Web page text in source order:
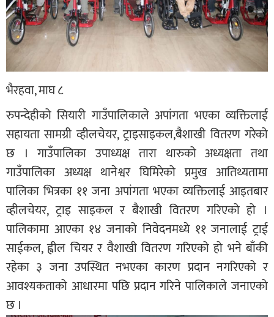
भैरहवा, माघ ८
रुपन्देहीको सियारी गाउँपालिकाले अपांगता भएका व्यक्तिलाई
सहायता सामग्री व्हीलचेयर, ट्राइसाइकल,बैशाखी वितरण गरेको
छ । गाउँपालिका उपाध्यक्ष तारा थारुको अध्यक्षता तथा
गाउँपालिका अध्यक्ष थानेश्वर घिमिरेको प्रमुख आतिथ्यतामा
पालिका भित्रका ११ जना अपांगता भएका व्यक्तिलाई आइतबार
व्हीलचेयर, ट्राइ साइकल र बैशाखी वितरण गरिएको हो ।
पालिकामा आएका १४ जनाको निवेदनमध्ये ११ जनालाई ट्राई
साईकल, ह्वील चियर र वैशाखी वितरण गरिएको हो भने बाँकी
रहेका ३ जना उपस्थित नभएका कारण प्रदान नगरिएको र
आवश्यकताको आधारमा पछि प्रदान गरिने पालिकाले जनाएको
छ ।